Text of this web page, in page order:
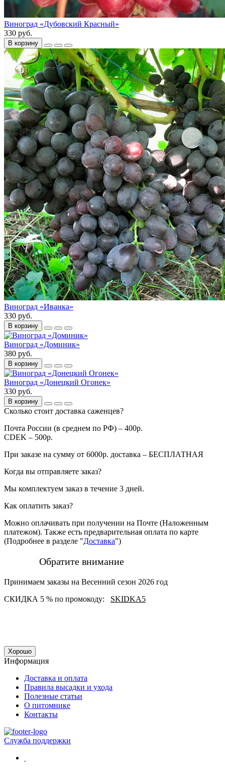
Виноград «Дубовский Красный»
330 руб.
В корзину
Виноград «Иванка»
330 руб.
В корзину
Виноград «Доминик»
380 руб.
В корзину
Виноград «Донецкий Огонек»
330 руб.
В корзину
Сколько стоит доставка саженцев?
Почта России (в среднем по РФ) – 400р.
CDEK – 500р.
При заказе на сумму от 6000р. доставка – БЕСПЛАТНАЯ
Когда вы отправляете заказ?
Мы комплектуем заказ в течение 3 дней.
Как оплатить заказ?
Можно оплачивать при получении на Почте (Наложенным
платежом). Также есть предварительная оплата по карте
(Подробнее в разделе "Доставка")
Обратите внимание
Принимаем заказы на Весенний сезон 2026 год
СКИДКА 5 % по промокоду: SKIDKA5
Хорошо
Информация
Доставка и оплата
Правила высадки и ухода
Полезные статьи
О питомнике
Контакты
Служба поддержки